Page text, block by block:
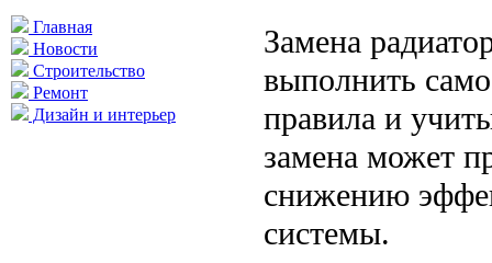
Главная
Новости
Строительство
Ремонт
Дизайн и интерьер
Замена
выполнить
правила и
замена может
снижению
системы.